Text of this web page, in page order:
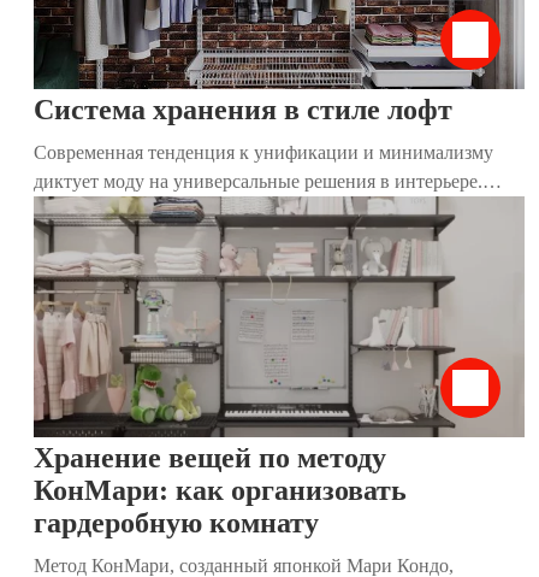
Система хранения в стиле лофт
Современная тенденция к унификации и минимализму
диктует моду на универсальные решения в интерьере.
Традиционные привычные шкафы постепенно утрачивают
актуальность, и на их место приходят более комфортные и
стильные системы хранения. Такие конструкции удобны
для размещения даже в небольшом пространстве. Они
решают сразу несколько важных задач: экономят место,
устраняют надоевший беспорядок, а также задают тон и
преображают дизайн помещения. Стильный и
современный вариант – система хранения в стиле лофт.
Хранение вещей по методу
КонМари: как организовать
гардеробную комнату
Метод КонМари, созданный японкой Мари Кондо,